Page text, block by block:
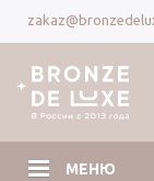
МЕНЮ